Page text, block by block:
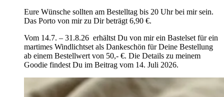
Eure Wünsche sollten am Bestelltag bis 20 Uhr bei mir sein.
Das Porto von mir zu Dir beträgt 6,90 €.
Vom 14.7. – 31.8.26 erhältst Du von mir ein Bastelset für ein
martimes Windlichtset als Dankeschön für Deine Bestellung
ab einem Bestellwert von 50,- €. Die Details zu meinem
Goodie findest Du im Beitrag vom 14. Juli 2026.